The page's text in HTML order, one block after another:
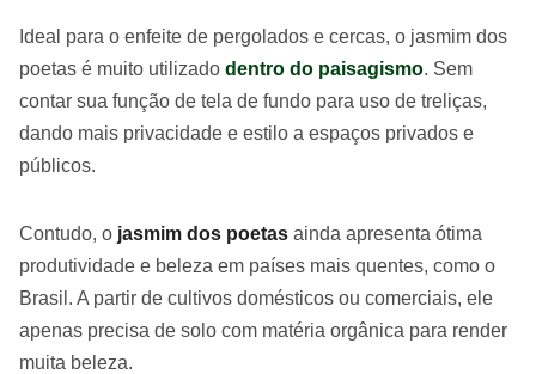
Ideal para o enfeite de pergolados e cercas, o jasmim dos
poetas é muito utilizado dentro do paisagismo. Sem
contar sua função de tela de fundo para uso de treliças,
dando mais privacidade e estilo a espaços privados e
públicos.
Contudo, o jasmim dos poetas ainda apresenta ótima
produtividade e beleza em países mais quentes, como o
Brasil. A partir de cultivos domésticos ou comerciais, ele
apenas precisa de solo com matéria orgânica para render
muita beleza.